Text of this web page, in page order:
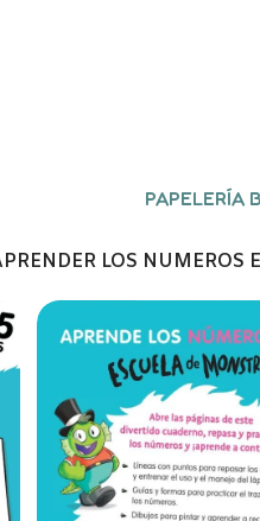
PAPELERÍA
LOS NUMEROS